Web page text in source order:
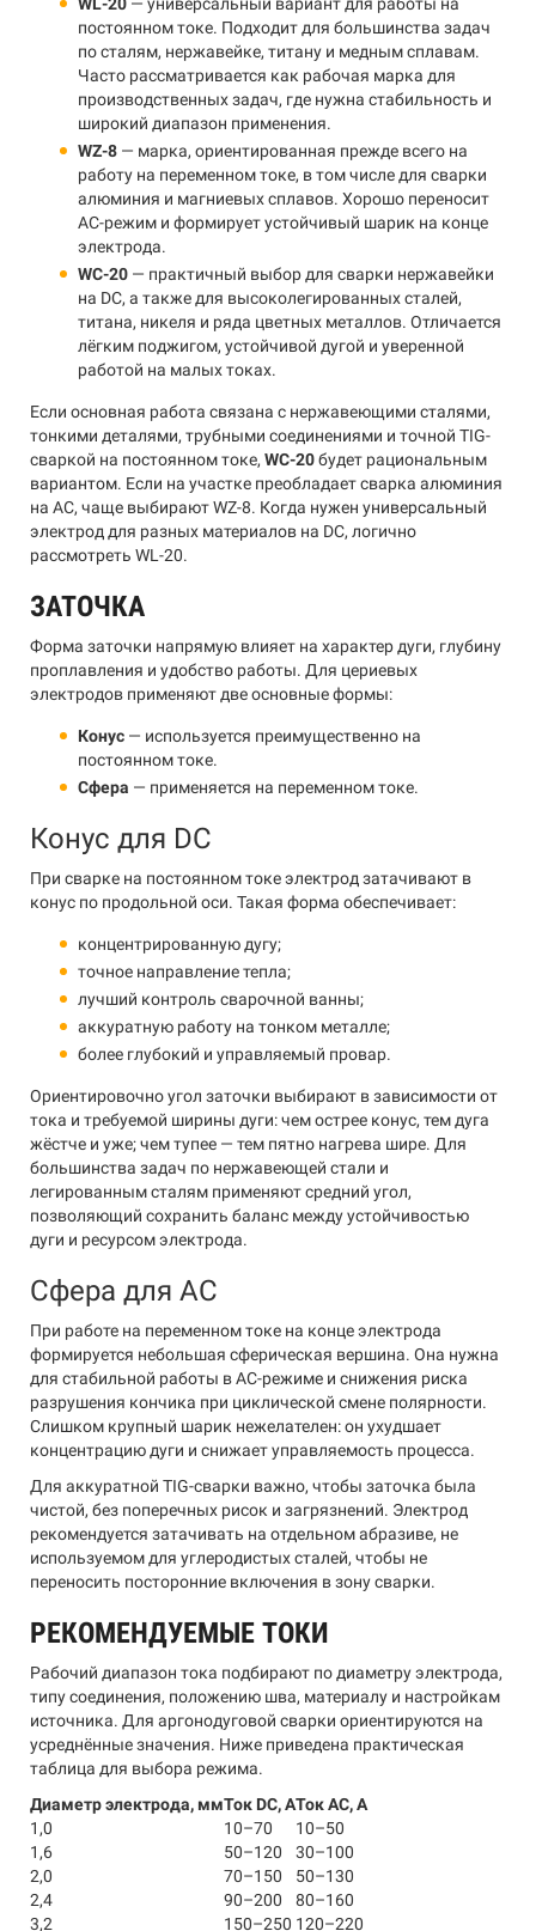
постоянном токе. Подходит для большинства задач
по сталям, нержавейке, титану и медным сплавам.
Часто рассматривается как рабочая марка для
производственных задач, где нужна стабильность и
широкий диапазон применения.
WZ-8 — марка, ориентированная прежде всего на
работу на переменном токе, в том числе для сварки
алюминия и магниевых сплавов. Хорошо переносит
AC-режим и формирует устойчивый шарик на конце
электрода.
WC-20 — практичный выбор для сварки нержавейки
на DC, а также для высоколегированных сталей,
титана, никеля и ряда цветных металлов. Отличается
лёгким поджигом, устойчивой дугой и уверенной
работой на малых токах.
Если основная работа связана с нержавеющими сталями,
тонкими деталями, трубными соединениями и точной TIG-
сваркой на постоянном токе, WC-20будет рациональным
вариантом. Если на участке преобладает сварка алюминия
на AC, чаще выбирают WZ-8. Когда нужен универсальный
электрод для разных материалов на DC, логично
рассмотреть WL-20.
ЗАТОЧКА
Форма заточки напрямую влияет на характер дуги, глубину
проплавления и удобство работы. Для цериевых
электродов применяют две основные формы:
Конус — используется преимущественно на
постоянном токе.
Сфера — применяется на переменном токе.
Конус для DC
При сварке на постоянном токе электрод затачивают в
конус по продольной оси. Такая форма обеспечивает:
концентрированную дугу;
точное направление тепла;
лучший контроль сварочной ванны;
аккуратную работу на тонком металле;
более глубокий и управляемый провар.
Ориентировочно угол заточки выбирают в зависимости от
тока и требуемой ширины дуги: чем острее конус, тем дуга
жёстче и уже; чем тупее — тем пятно нагрева шире. Для
большинства задач по нержавеющей стали и
легированным сталям применяют средний угол,
позволяющий сохранить баланс между устойчивостью
дуги и ресурсом электрода.
Сфера для AC
При работе на переменном токе на конце электрода
формируется небольшая сферическая вершина. Она нужна
для стабильной работы в AC-режиме и снижения риска
разрушения кончика при циклической смене полярности.
Слишком крупный шарик нежелателен: он ухудшает
концентрацию дуги и снижает управляемость процесса.
Для аккуратной TIG-сварки важно, чтобы заточка была
чистой, без поперечных рисок и загрязнений. Электрод
рекомендуется затачивать на отдельном абразиве, не
используемом для углеродистых сталей, чтобы не
переносить посторонние включения в зону сварки.
РЕКОМЕНДУЕМЫЕ ТОКИ
Рабочий диапазон тока подбирают по диаметру электрода,
типу соединения, положению шва, материалу и настройкам
источника. Для аргонодуговой сварки ориентируются на
усреднённые значения. Ниже приведена практическая
таблица для выбора режима.
Диаметр электрода, ммТок DC, АТок AC, А
1,0
10–70
10–50
1,6
50–120
30–100
2,0
70–150
50–130
2,4
90–200
80–160
3,2
150–250 120–220